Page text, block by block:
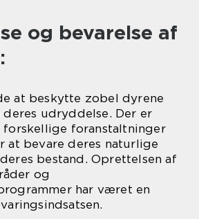
og bevarelse af
at beskytte zobel dyrene
udryddelse. Der er
foranstaltninger
at bevare deres naturlige
bestand. Oprettelsen af
og
har været en